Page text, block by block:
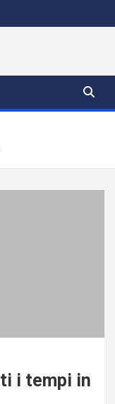
i tempi in